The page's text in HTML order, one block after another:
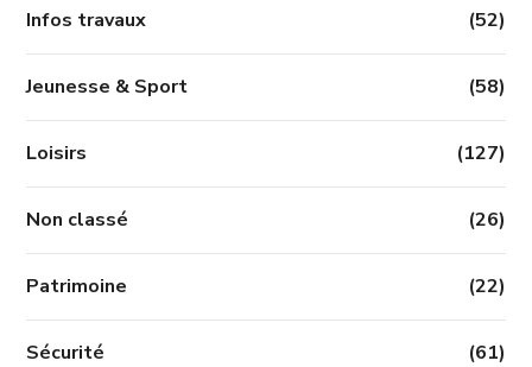
Infos travaux (52)
Jeunesse & Sport (58)
Loisirs (127)
Non classé (26)
Patrimoine (22)
Sécurité (61)